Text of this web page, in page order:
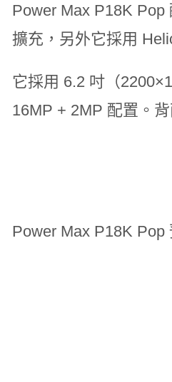
Power Max P18K
擴充，另外它採用
它採用 6.2 吋（
16MP + 2MP 配置。
Power Max P18K Pop